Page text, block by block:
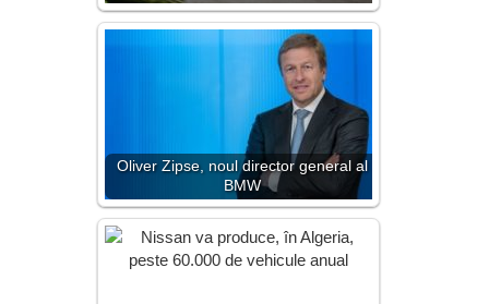
Oliver Zipse, noul director general al
BMW